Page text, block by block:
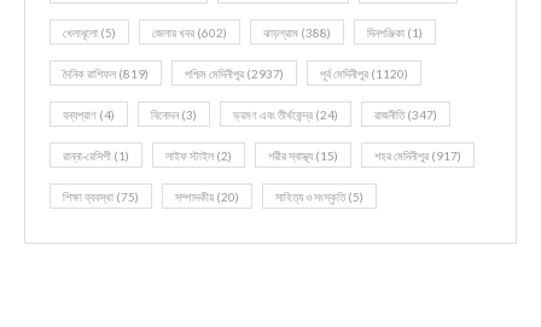
খেলাধূলো (5) জেলার খবর (602) ঝাড়গ্রাম (388) দিনপঞ্জিকা (1)
দৈনিক রাশিফল (819) পশ্চিম মেদিনীপুর (2937) পূর্ব মেদিনীপুর (1120)
বন্যপ্রাণ (4) বিনোদন(3) ভ্রমণ এবং তীর্থকেন্দ্র (24) রাজনীতি(347)
রান্না-রেসিপী (1) লাইফ স্টাইল (2) শরীর স্বাস্থ্য (15) শহর মেদিনীপুর (917)
শিক্ষা ব্যবস্থা (75) সম্পাদকীয় (20) সাহিত্য ও সংস্কৃতি(5)